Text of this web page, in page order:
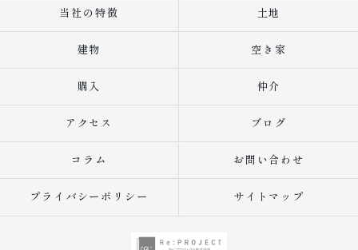
当社の特徴 土地
建物 空き家
購入 仲介
アクセス ブログ
コラム お問い合わせ
プライバシーポリシー サイトマップ